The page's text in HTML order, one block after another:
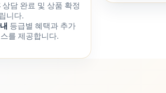
상담 완료 및 상품 확정
니다.
등급별 혜택과 추가
를 제공합니다.